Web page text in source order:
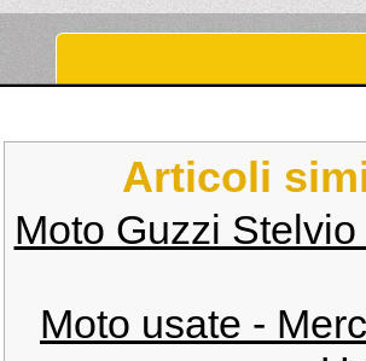
Articoli
Moto Guzzi
Moto usate -